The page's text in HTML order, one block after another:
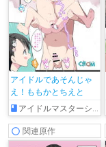
アイドルであそんじゃ
え！ももかとちえと
アイドルマスターシンデレラガールズ
関連原作